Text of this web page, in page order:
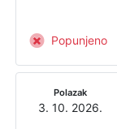
Popunjeno
Polazak
3. 10. 2026.